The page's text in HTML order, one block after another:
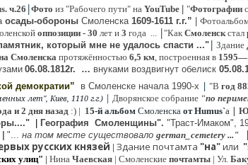
ч.26 |Фото из "Рабочего пути" на YouTube "Фотографии
осады-обороны Смоленска 1609-1611 г.г.”
оппозиции - 30 лет и 3 года ... |"Как Смоленскстал
который мне не удалось спасти ..." | Здание
Смоленска протяжённостью 6,5 км, построенная в
06.08.1812г. … внуками воздвигнут обелиск 05.08.
демократии” в Смоленске начала 1990-х | "В год
лет", Киев, 1110 г.г.) | Дворянское собрание “по
и 2 дня назад :) | 15-й альбом Смоленска от Humus`a |
Гeография Cмоленщины". "Траст-Имаком",
"... на том месте существовало german_cemetery ..." |
русских князей | Здание почтамта "на"или "
улиц" | Нина Чаевская | Смоленские почтамты | Ул.